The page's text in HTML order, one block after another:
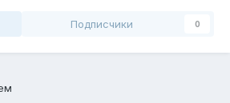
Подписчики 0